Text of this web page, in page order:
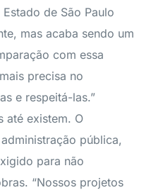
de São Paulo
mas acaba sendo um
com essa
precisa no
e respeitá-las.”
até existem. O
pública,
para não
“Nossos projetos